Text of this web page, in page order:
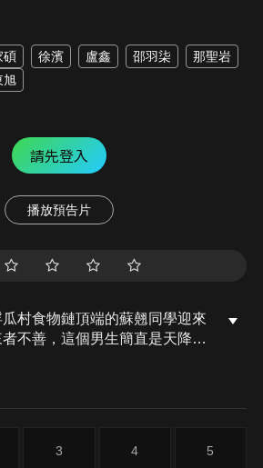
碩 徐濱 盧鑫 邵羽柒
那聖岩
旭
請先登入
播放預告片
村食物鏈頂端的蘇翹同學迎來
不善，這個男生簡直是天降掃
臥室。蘇翹心心念念都是「同
帥男孩逐漸被同化為顯眼包。
經營小賣部、一起趕海、一起
3 4 5